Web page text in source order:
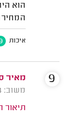
הוא
המחיר
איכות
מאיר
משוב: 05/03/2024
תיאור
9